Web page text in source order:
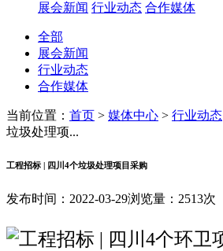
展会新闻 行业动态 合作媒体
全部
展会新闻
行业动态
合作媒体
当前位置： 首页 > 媒体中心 > 行业动态
垃圾处理项...
工程招标 | 四川4个垃圾处理项目采购
发布时间：2022-03-29浏览量：2513次